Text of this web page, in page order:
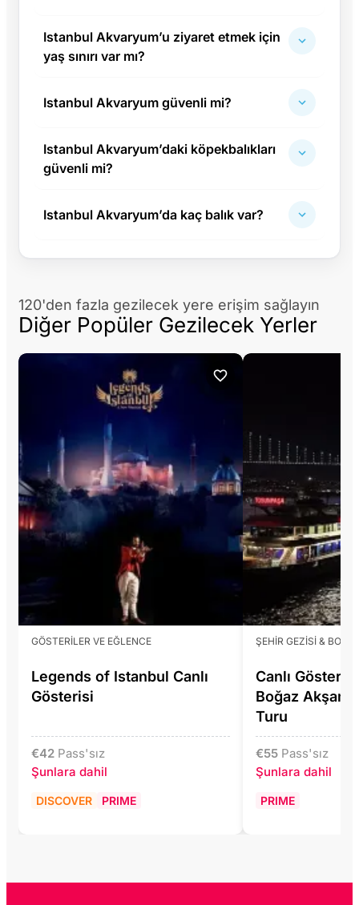
Istanbul Akvaryum’u ziyaret etmek için
yaş sınırı var mı?
Istanbul Akvaryum güvenli mi?
Istanbul Akvaryum’daki köpekbalıkları
güvenli mi?
Istanbul Akvaryum’da kaç balık var?
120'den fazla gezilecek yere erişim sağlayın
Diğer Popüler Gezilecek Yerler
GÖSTERILER VE EĞLENCE
Legends of Istanbul Canlı
Gösterisi
€42 Pass'sız
Şunlara dahil
DISCOVER PRIME
ŞEHIR GEZISI &
Canlı
Boğaz Akşam
Turu
€55 Pass'sız
Şunlara dahil
PRIME